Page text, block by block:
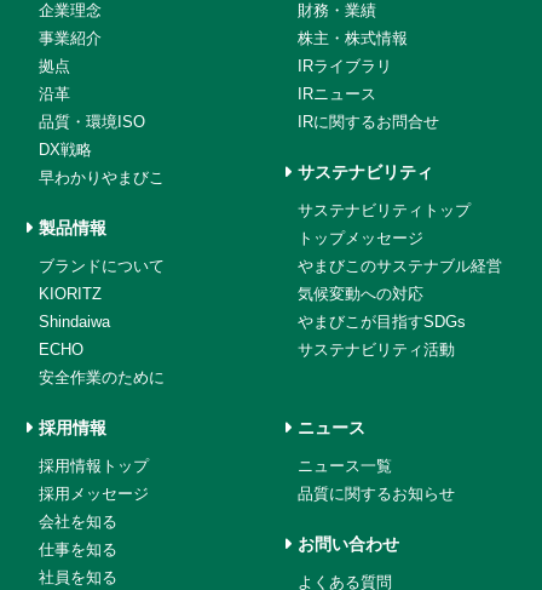
企業理念
事業紹介
拠点
沿革
品質・環境ISO
DX戦略
早わかりやまびこ
製品情報
ブランドについて
KIORITZ
Shindaiwa
ECHO
安全作業のために
財務・業績
株主・株式情報
IRライブラリ
IRニュース
IRに関するお問合せ
サステナビリティ
サステナビリティトップ
トップメッセージ
やまびこのサステナブル経営
気候変動への対応
やまびこが目指すSDGs
サステナビリティ活動
採用情報
採用情報トップ
採用メッセージ
会社を知る
仕事を知る
社員を知る
ニュース
ニュース一覧
品質に関するお知らせ
お問い合わせ
よくある質問